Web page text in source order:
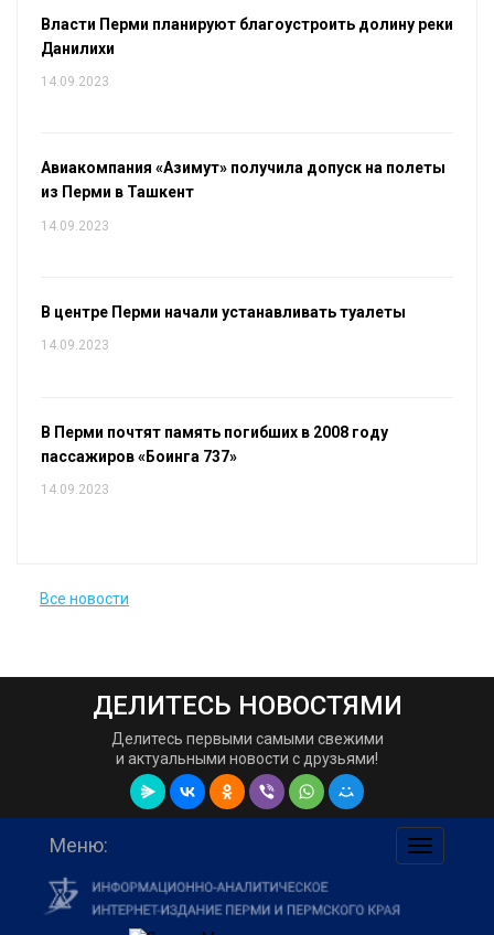
Власти Перми планируют благоустроить долину реки
Данилихи
14.09.2023
Авиакомпания «Азимут» получила допуск на полеты
из Перми в Ташкент
14.09.2023
В центре Перми начали устанавливать туалеты
14.09.2023
В Перми почтят память погибших в 2008 году
пассажиров «Боинга 737»
14.09.2023
Все новости
ДЕЛИТЕСЬ НОВОСТЯМИ
Делитесь первыми самыми свежими
и актуальными новости с друзьями!
по
Меню: